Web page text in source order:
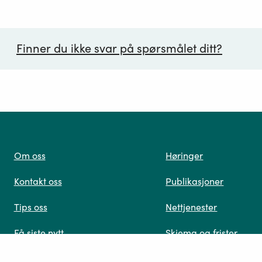
Finner du ikke svar på spørsmålet ditt?
oss
Om oss
Kontakt oss
Tips oss
Få siste nytt
Høringer
Publikasjoner
Nettjenester
Skjema og frister